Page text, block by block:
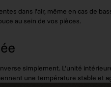
dans l’air, même en cas de
au sein de vos pièces.
simplement. L’unité
une température stable et